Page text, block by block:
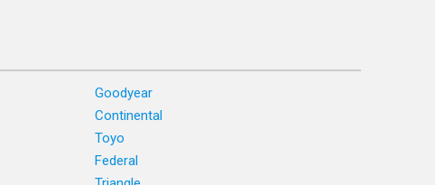
Goodyear
Continental
Toyo
Federal